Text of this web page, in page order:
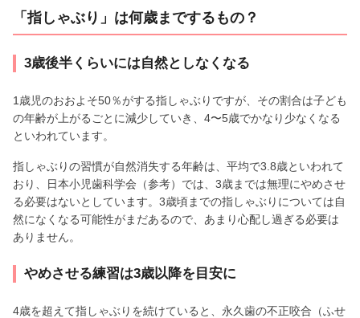
「指しゃぶり」は何歳までするもの？
3歳後半くらいには自然としなくなる
1歳児のおおよそ50％がする指しゃぶりですが、その割合は子ども
の年齢が上がるごとに減少していき、4〜5歳でかなり少なくなる
といわれています。
指しゃぶりの習慣が自然消失する年齢は、平均で3.8歳といわれて
おり、日本小児歯科学会（参考）では、3歳までは無理にやめさせ
る必要はないとしています。3歳頃までの指しゃぶりについては自
然になくなる可能性がまだあるので、あまり心配し過ぎる必要は
ありません。
やめさせる練習は3歳以降を目安に
4歳を超えて指しゃぶりを続けていると、永久歯の不正咬合（ふせ